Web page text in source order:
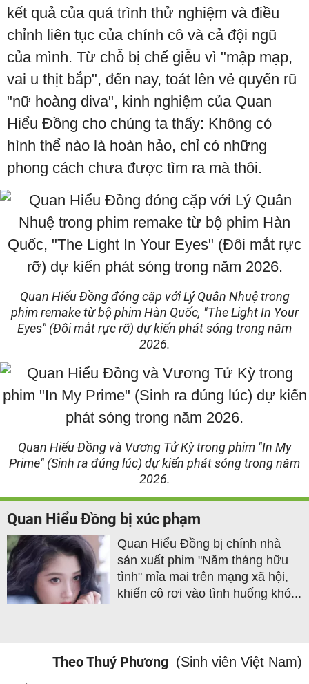
kết quả của quá trình thử nghiệm và điều
chỉnh liên tục của chính cô và cả đội ngũ
của mình. Từ chỗ bị chế giễu vì "mập mạp,
vai u thịt bắp", đến nay, toát lên vẻ quyến rũ
"nữ hoàng diva", kinh nghiệm của Quan
Hiểu Đồng cho chúng ta thấy: Không có
hình thể nào là hoàn hảo, chỉ có những
phong cách chưa được tìm ra mà thôi.
Quan Hiểu Đồng đóng cặp với Lý Quân Nhuệ trong
phim remake từ bộ phim Hàn Quốc, "The Light In Your
Eyes" (Đôi mắt rực rỡ) dự kiến phát sóng trong năm
2026.
Quan Hiểu Đồng và Vương Tử Kỳ trong phim "In My
Prime" (Sinh ra đúng lúc) dự kiến phát sóng trong năm
2026.
Quan Hiểu Đồng bị xúc phạm
Quan Hiểu Đồng bị chính nhà
sản xuất phim "Năm tháng hữu
tình" mỉa mai trên mạng xã hội,
khiến cô rơi vào tình huống khó...
Theo Thuý Phương (Sinh viên Việt Nam)